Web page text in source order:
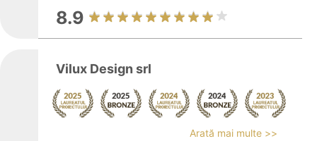
8.9
Vilux Design srl
Arată mai multe >>